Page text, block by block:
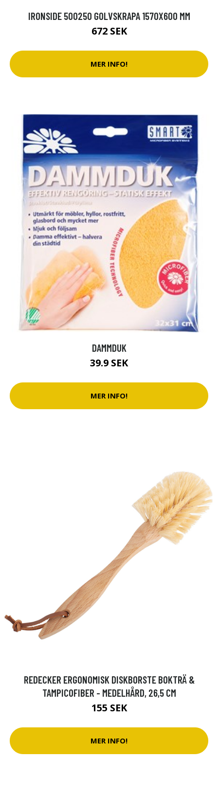
IRONSIDE 500250 GOLVSKRAPA 1570X600 MM
672 SEK
MER INFO!
DAMMDUK
39.9 SEK
MER INFO!
REDECKER ERGONOMISK DISKBORSTE BOKTRÄ &
TAMPICOFIBER - MEDELHÅRD, 26,5 CM
155 SEK
MER INFO!